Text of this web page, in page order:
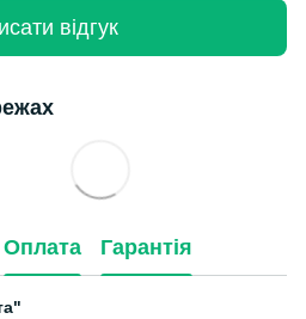
відгук
Оплата Гарантія